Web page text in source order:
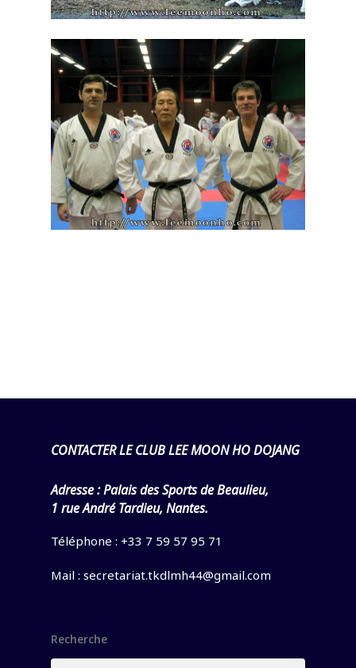
CONTACTER LE CLUB LEE MOON HO DOJANG
Adresse :Palais des Sports de Beaulieu,
1 rue André Tardieu, Nantes.
Téléphone : +33 7 59 57 95 71
Mail : secretariat.tkdlmh44@gmail.com
Recherche